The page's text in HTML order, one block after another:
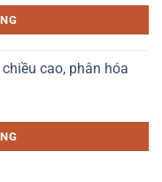
cao, phân hóa